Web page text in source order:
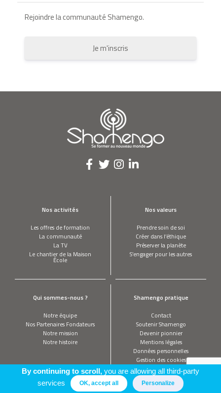
Rejoindre la communauté Shamengo.
Je m'inscris
Nos activités
Les offres de formation
La communauté
La TV
Le chantier de la Maison
École
Nos valeurs
Prendre soin de soi
Créer dans l’éthique
Préserver la planète
S’engager pour les autres
Qui sommes-nous ?
Notre équipe
Nos Partenaires Fondateurs
Notre mission
Notre histoire
Shamengo pratique
Contact
Soutenir Shamengo
Devenir pionnier
Mentions légales
Données personnelles
Gestion des cookies
By continuing to scroll,you are allowing all third-party
services
OK, accept all Personalize